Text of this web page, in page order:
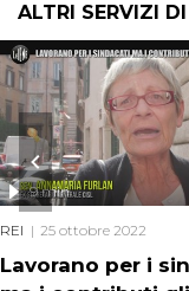
ALTRI SERVIZI
Lavorano per i
9 min
REI 25 ottobre 2022